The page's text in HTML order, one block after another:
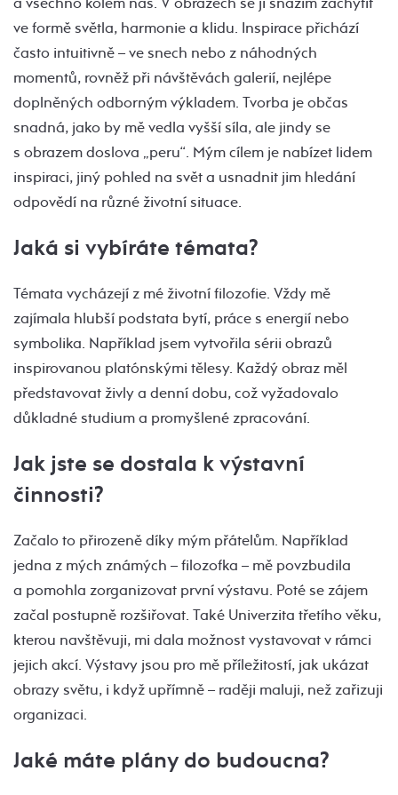
ve formě světla, harmonie a klidu. Inspirace přichází
často intuitivně – ve snech nebo z náhodných
momentů, rovněž při návštěvách galerií, nejlépe
doplněných odborným výkladem. Tvorba je občas
snadná, jako by mě vedla vyšší síla, ale jindy se
s obrazem doslova „peru“. Mým cílem je nabízet lidem
inspiraci, jiný pohled na svět a usnadnit jim hledání
odpovědí na různé životní situace.
Jaká si vybíráte témata?
Témata vycházejí z mé životní filozofie. Vždy mě
zajímala hlubší podstata bytí, práce s energií nebo
symbolika. Například jsem vytvořila sérii obrazů
inspirovanou platónskými tělesy. Každý obraz měl
představovat živly a denní dobu, což vyžadovalo
důkladné studium a promyšlené zpracování.
Jak jste se dostala k výstavní
činnosti?
Začalo to přirozeně díky mým přátelům. Například
jedna z mých známých – filozofka – mě povzbudila
a pomohla zorganizovat první výstavu. Poté se zájem
začal postupně rozšiřovat. Také Univerzita třetího věku,
kterou navštěvuji, mi dala možnost vystavovat v rámci
jejich akcí. Výstavy jsou pro mě příležitostí, jak ukázat
obrazy světu, i když upřímně – raději maluji, než zařizuji
organizaci.
Jaké máte plány do budoucna?